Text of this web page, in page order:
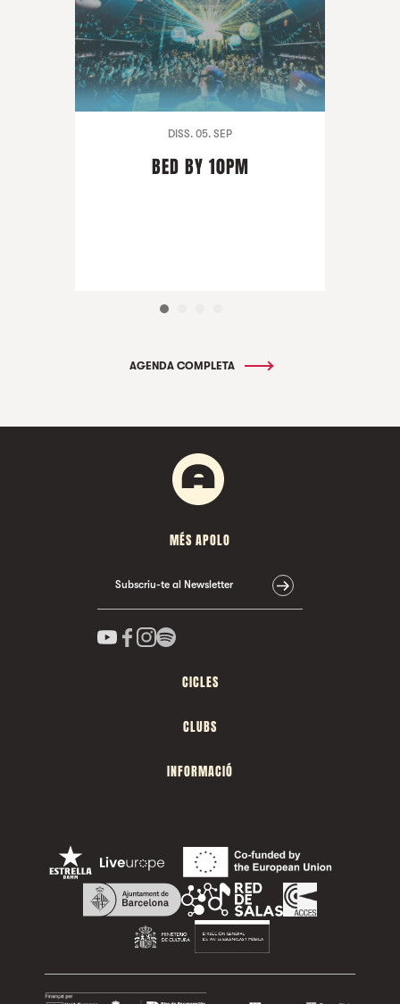
DISS. 05. SEP
BED BY 10PM
AGENDA COMPLETA
MÉS APOLO
Subscriu-te al Newsletter
CICLES
CLUBS
INFORMACIÓ